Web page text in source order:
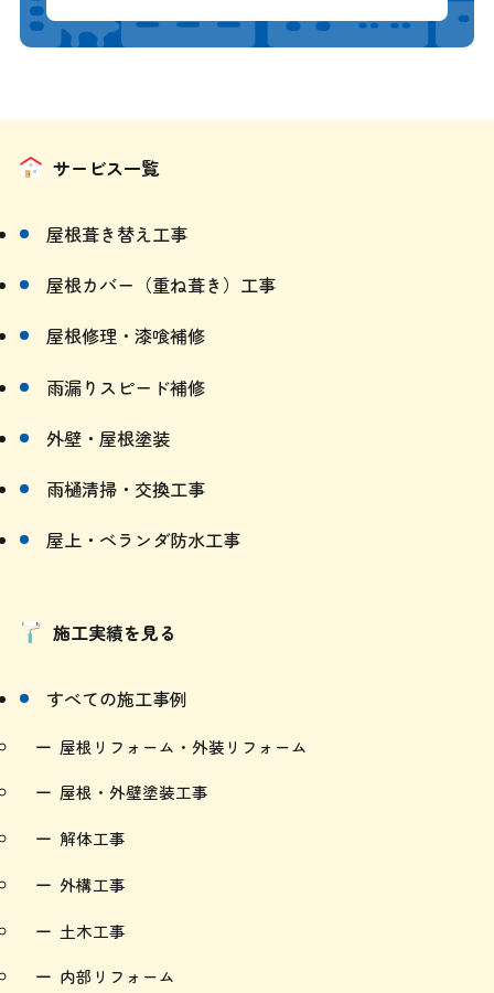
サービス一覧
屋根葺き替え工事
屋根カバー（重ね葺き）工事
屋根修理・漆喰補修
雨漏りスピード補修
外壁・屋根塗装
雨樋清掃・交換工事
屋上・ベランダ防水工事
施工実績を見る
すべての施工事例
屋根リフォーム・外装リフォーム
屋根・外壁塗装工事
解体工事
外構工事
土木工事
内部リフォーム